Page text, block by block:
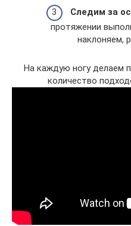
Следим за
протяжении
наклоняем,
На каждую ногу делаем
количество